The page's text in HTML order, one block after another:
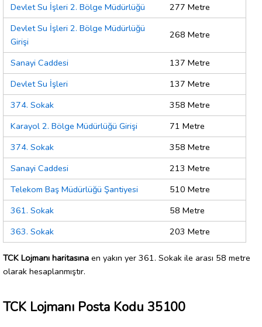
Devlet Su İşleri 2. Bölge Müdürlüğü
277 Metre
Devlet Su İşleri 2. Bölge Müdürlüğü
Girişi
268 Metre
Sanayi Caddesi
137 Metre
Devlet Su İşleri
137 Metre
374. Sokak
358 Metre
Karayol 2. Bölge Müdürlüğü Girişi
71 Metre
374. Sokak
358 Metre
Sanayi Caddesi
213 Metre
Telekom Baş Müdürlüğü Şantiyesi
510 Metre
361. Sokak
58 Metre
363. Sokak
203 Metre
TCK Lojmanı haritasına en yakın yer 361. Sokak ile arası 58 metre
olarak hesaplanmıştır.
TCK Lojmanı Posta Kodu 35100